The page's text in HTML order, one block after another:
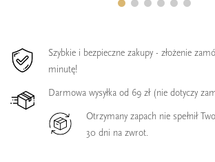
Szybkie i bezpieczne zakupy - złożenie
minutę!
Darmowa wysyłka od 69 zł (nie dotyczy
Otrzymany zapach nie spełnił
30 dni na zwrot.